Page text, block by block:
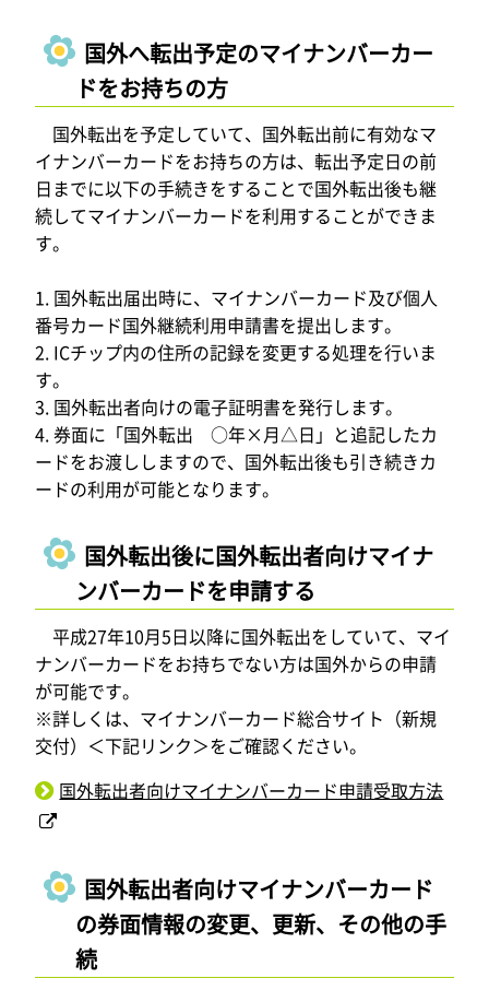
国外へ転出予定のマイナンバーカー
ドをお持ちの方
国外転出を予定していて、国外転出前に有効なマ
イナンバーカードをお持ちの方は、転出予定日の前
日までに以下の手続きをすることで国外転出後も継
続してマイナンバーカードを利用することができま
す。
1. 国外転出届出時に、マイナンバーカード及び個人
番号カード国外継続利用申請書を提出します。
2. ICチップ内の住所の記録を変更する処理を行いま
す。
3. 国外転出者向けの電子証明書を発行します。
4. 券面に「国外転出 ○年×月△日」と追記したカ
ードをお渡ししますので、国外転出後も引き続きカ
ードの利用が可能となります。
国外転出後に国外転出者向けマイナ
ンバーカードを申請する
平成27年10月5日以降に国外転出をしていて、マイ
ナンバーカードをお持ちでない方は国外からの申請
が可能です。
※詳しくは、マイナンバーカード総合サイト（新規
交付）＜下記リンク＞をご確認ください。
国外転出者向けマイナンバーカード申請受取方法
国外転出者向けマイナンバーカード
の券面情報の変更、更新、その他の手
続